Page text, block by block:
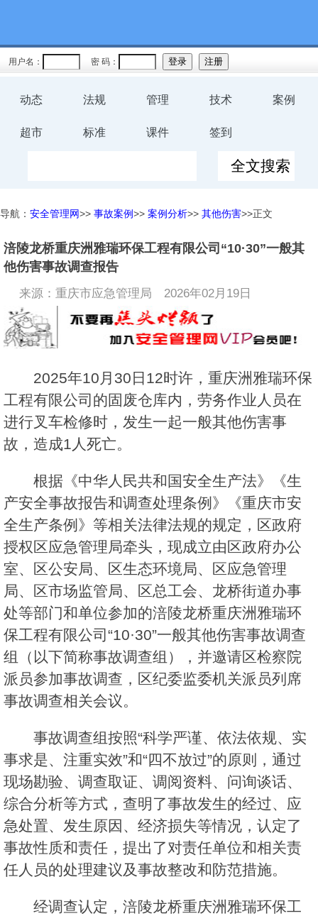
用户名： 密 码：
动态 法规 管理 技术 案例
超市 标准 课件 签到
导航： 安全管理网>> 事故案例>> 案例分析>> 其他伤害>>正文
涪陵龙桥重庆洲雅瑞环保工程有限公司“10·30”一般其
他伤害事故调查报告
来源：重庆市应急管理局 2026年02月19日
2025年10月30日12时许，重庆洲雅瑞环保
工程有限公司的固废仓库内，劳务作业人员在
进行叉车检修时，发生一起一般其他伤害事
故，造成1人死亡。
根据《中华人民共和国安全生产法》《生
产安全事故报告和调查处理条例》《重庆市安
全生产条例》等相关法律法规的规定，区政府
授权区应急管理局牵头，现成立由区政府办公
室、区公安局、区生态环境局、区应急管理
局、区市场监管局、区总工会、龙桥街道办事
处等部门和单位参加的涪陵龙桥重庆洲雅瑞环
保工程有限公司“10·30”一般其他伤害事故调查
组（以下简称事故调查组），并邀请区检察院
派员参加事故调查，区纪委监委机关派员列席
事故调查相关会议。
事故调查组按照“科学严谨、依法依规、实
事求是、注重实效”和“四不放过”的原则，通过
现场勘验、调查取证、调阅资料、问询谈话、
综合分析等方式，查明了事故发生的经过、应
急处置、发生原因、经济损失等情况，认定了
事故性质和责任，提出了对责任单位和相关责
任人员的处理建议及事故整改和防范措施。
经调查认定，涪陵龙桥重庆洲雅瑞环保工